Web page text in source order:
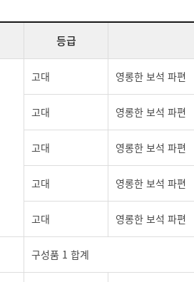
등급
고대 영롱한 보석 파편
고대 영롱한 보석 파편
고대 영롱한 보석 파편
고대 영롱한 보석 파편
고대 영롱한 보석 파편
구성품 1 합계